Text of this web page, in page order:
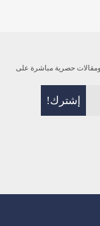
ومقالات حصرية مباشرة على